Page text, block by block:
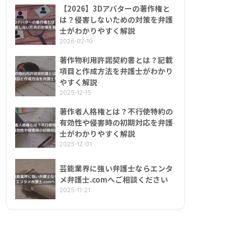
【2026】3Dアバターの著作権と
は？侵害しないための対策を弁護
士がわかりやすく解説
2026-02-10
著作物利用許諾契約書とは？記載
項目と作成方法を弁護士がわかり
やすく解説
2025-12-15
著作者人格権とは？不行使特約の
有効性や侵害時の初期対応を弁護
士がわかりやすく解説
2025-12-01
芸能業界に強い弁護士ならエンタ
メ弁護士.comへご相談ください
2025-11-21